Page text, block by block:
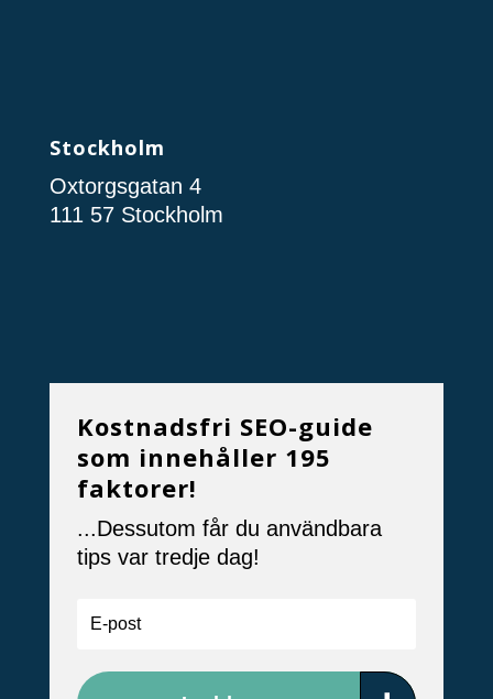
Stockholm
Oxtorgsgatan 4
111 57 Stockholm
Kostnadsfri SEO-guide
som innehåller 195
faktorer!
...Dessutom får du användbara
tips var tredje dag!